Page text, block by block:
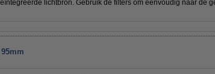
lichtbron. Gebruik de filters om eenvoudig naar de